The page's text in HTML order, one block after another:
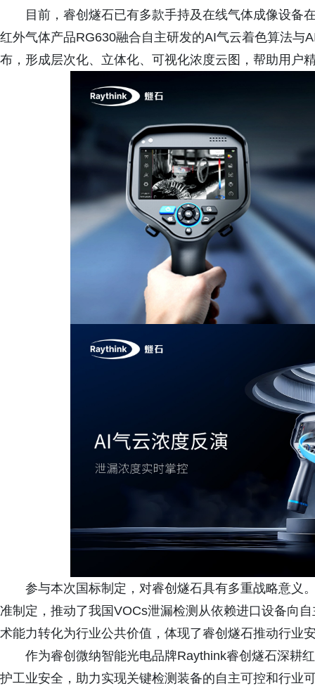
目前，睿创燧石已有多款手持及在线气体成像设备
红外气体产品RG630融合自主研发的AI气云着色算法与
布，形成层次化、立体化、可视化浓度云图，帮助用户
参与本次国标制定，对睿创燧石具有多重战略意义
准制定，推动了我国VOCs泄漏检测从依赖进口设备向
术能力转化为行业公共价值，体现了睿创燧石推动行业
作为睿创微纳智能光电品牌Raythink睿创燧石深耕
护工业安全，助力实现关键检测装备的自主可控和行业